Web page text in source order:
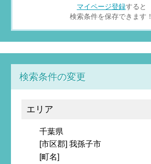
マイページ登録すると
検索条件を保存できます！
検索条件の変更
エリア
千葉県
[市区郡] 我孫子市
[町名]